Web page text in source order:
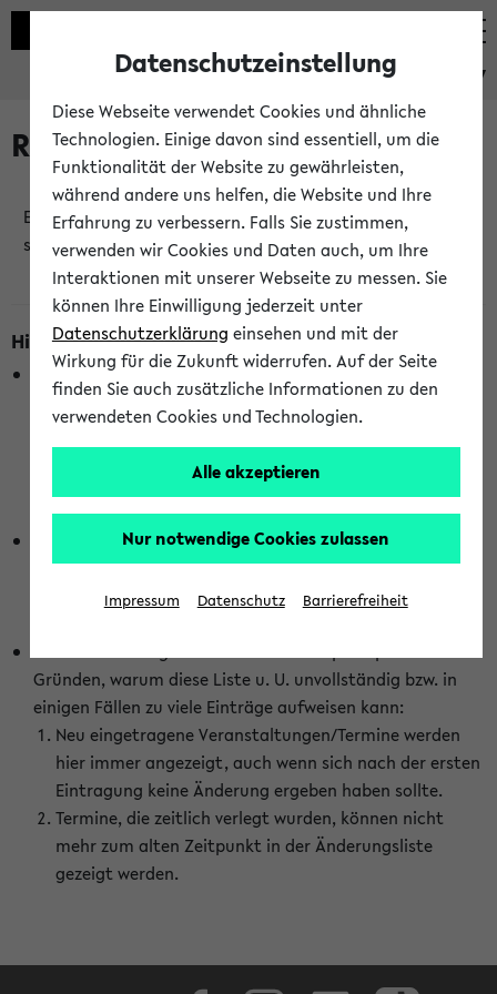
eKVV
Raumänderungen
Es wurden keine Raumänderungen an jetzt
stattfindenden Veranstaltungen gefunden!
Hinweise zur Liste der Raumänderungen
In dieser Liste werden nur Veranstaltungstermine
berücksichtigt, die gerade oder innerhalb der nächsten 2
Stunden stattfinden. Berücksichtigt werden nur Termine,
wurden. Die Anzeige ist semesterübergreifend und nicht
abhängig vom im eKVV gewählten Semester.
Die hier gezeigte Liste von Raumänderungen kann nur
vollständig sein, wenn den Fakultäten von den Lehrenden
die Änderungen zeitnah mitgeteilt und diese Änderungen
Gründen, warum diese Liste u. U. unvollständig bzw. in
einigen Fällen zu viele Einträge aufweisen kann:
Neu eingetragene Veranstaltungen/Termine werden
hier immer angezeigt, auch wenn sich nach der ersten
Eintragung keine Änderung ergeben haben sollte.
Termine, die zeitlich verlegt wurden, können nicht
mehr zum alten Zeitpunkt in der Änderungsliste
gezeigt werden.
Datenschutzeinstellung
Diese Webseite verwendet Cookies und ähnliche
Technologien. Einige davon sind essentiell, um die
Funktionalität der Website zu gewährleisten,
während andere uns helfen, die Website und Ihre
Erfahrung zu verbessern. Falls Sie zustimmen,
verwenden wir Cookies und Daten auch, um Ihre
Interaktionen mit unserer Webseite zu messen. Sie
können Ihre Einwilligung jederzeit unter
Datenschutzerklärung einsehen und mit der
Wirkung für die Zukunft widerrufen. Auf der Seite
finden Sie auch zusätzliche Informationen zu den
verwendeten Cookies und Technologien.
Alle akzeptieren
Nur notwendige Cookies zulassen
Impressum Datenschutz Barrierefreiheit